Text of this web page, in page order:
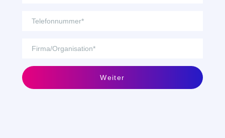
Weiter